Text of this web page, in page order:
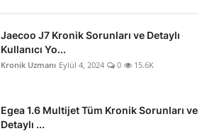
Jaecoo J7 Kronik Sorunları ve Detaylı
Kullanıcı Yo...
Kronik Uzmanı Eylül 4, 2024 0 15.6K
Egea 1.6 Multijet Tüm Kronik Sorunları ve
Detaylı ...